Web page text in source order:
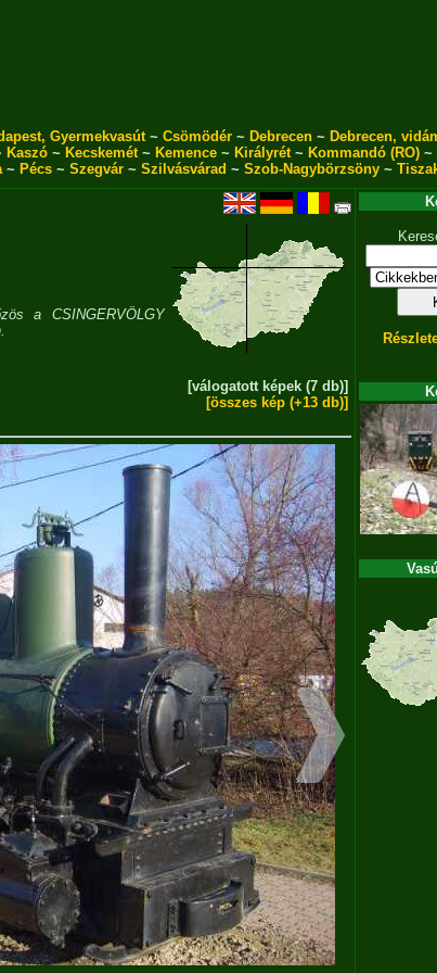
Gyermekvasút~ Csömödér~ Debrecen~ Debrecen,
Kaszó ~ Kecskemét~ Kemence ~ Királyrét~ Kommandó (RO) ~
~ Pécs~ Szegvár~ Szilvásvárad ~ Szob-Nagybörzsöny~
a CSINGERVÖLGY
[válogatott képek (7 db)]
[összes kép (+13 db)]